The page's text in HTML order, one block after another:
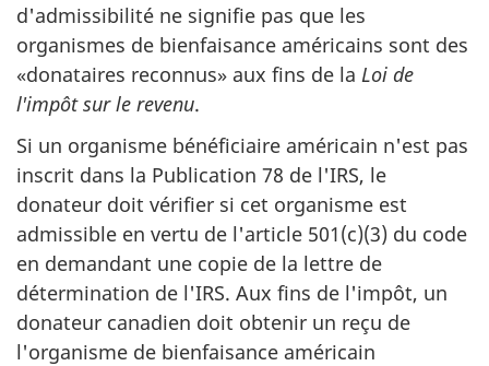
d'admissibilité ne signifie pas que les
organismes de bienfaisance américains sont des
«donataires reconnus» aux fins de la Loi de
l'impôt sur le revenu.
Si un organisme bénéficiaire américain n'est pas
inscrit dans la Publication 78 de l'IRS, le
donateur doit vérifier si cet organisme est
admissible en vertu de l'article 501(c)(3) du code
en demandant une copie de la lettre de
détermination de l'IRS. Aux fins de l'impôt, un
donateur canadien doit obtenir un reçu de
l'organisme de bienfaisance américain